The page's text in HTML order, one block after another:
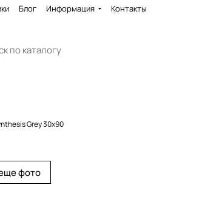
Блог Информация Контакты
Grey 30x90
фото